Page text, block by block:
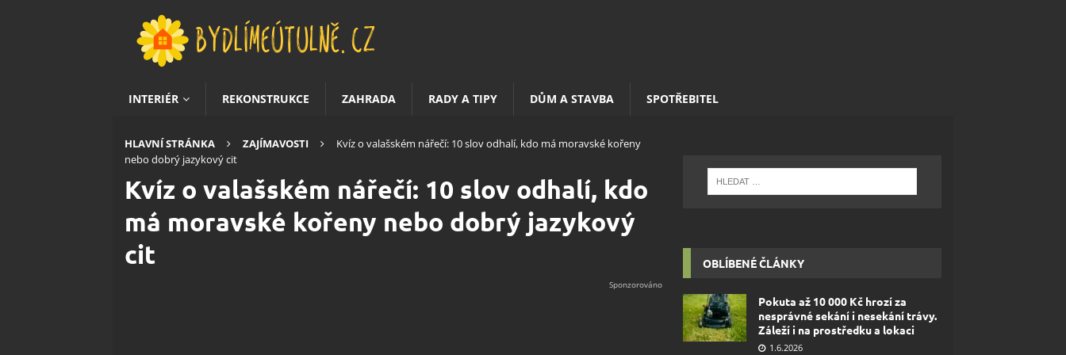
INTERIÉR REKONSTRUKCE ZAHRADA RADY A TIPY DŮM A STAVBA SPOTŘEBITEL
HLAVNÍ STRÁNKA ZAJÍMAVOSTI
Kvíz o valašském nářečí: 10 slov odhalí, kdo má moravské kořeny
nebo dobrý jazykový cit
Kvíz o valašském nářečí: 10 slov odhalí, kdo
má moravské kořeny nebo dobrý jazykový
cit
OBLÍBENÉ ČLÁNKY
Pokuta až 10 000 Kč hrozí za
nesprávné sekání i nesekání trávy.
Záleží i na prostředku a lokaci
1.6.2026